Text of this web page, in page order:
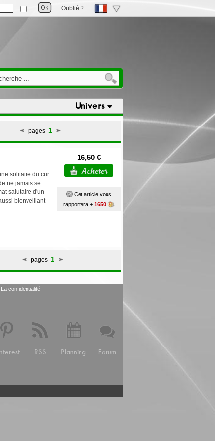
Oublié ?
Univers
pages 1
solitaire du cur
ne jamais se
salutaire d'un
bienveillant
16,50 €
Cet article vous
rapportera + 1650
pages 1
La confidentialité
RSS Planning Forum